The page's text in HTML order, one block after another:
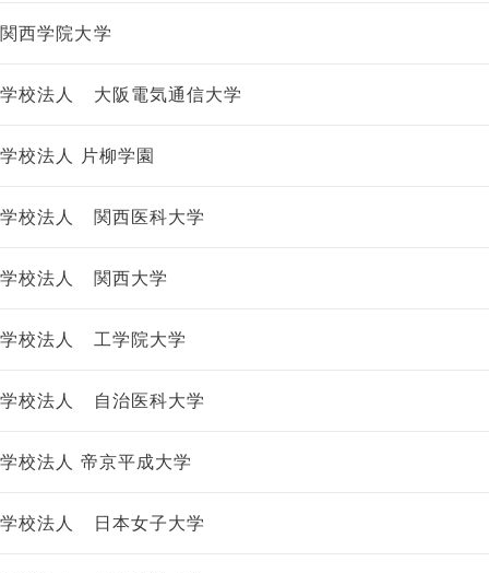
関西学院大学
学校法人 大阪電気通信大学
学校法人 片柳学園
学校法人 関西医科大学
学校法人 関西大学
学校法人 工学院大学
学校法人 自治医科大学
学校法人 帝京平成大学
学校法人 日本女子大学